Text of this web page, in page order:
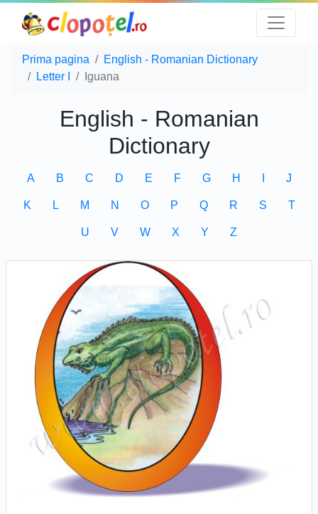
Prima pagina
English - Romanian Dictionary
Letter I
Iguana
English - Romanian
Dictionary
A B C D E F G H J
K L M N O P Q R S T
U V W X Y Z